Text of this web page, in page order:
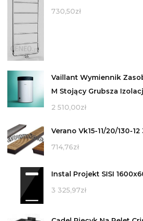
730,50zł
Vaillant Wymiennik
M Stojący Grubsza
2 510,00zł
Verano Vk15-11/20/130-
714,76zł
Instal Projekt SISI
3 325,97zł